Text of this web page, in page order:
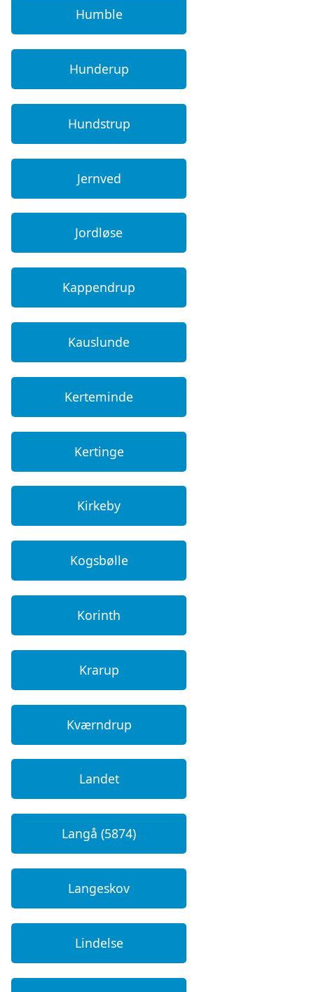
Humble
Hunderup
Hundstrup
Jernved
Jordløse
Kappendrup
Kauslunde
Kerteminde
Kertinge
Kirkeby
Kogsbølle
Korinth
Krarup
Kværndrup
Landet
Langå (5874)
Langeskov
Lindelse